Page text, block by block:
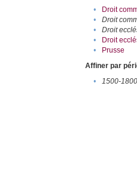
•
Droit
•
Droit
•
Droit
•
Droit
•
Prusse
Affiner par
•
1500-1800